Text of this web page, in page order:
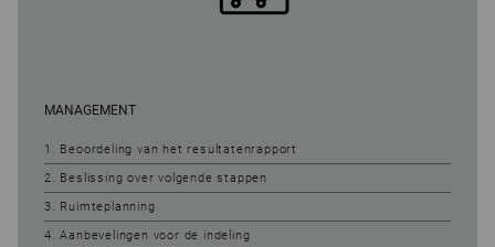
MANAGEMENT
1. Beoordeling van het resultatenrapport
2. Beslissing over volgende stappen
3. Ruimteplanning
4. Aanbevelingen voor de indeling